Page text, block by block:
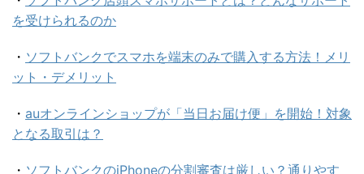
を受けられるのか
・ ソフトバンクでスマホを端末のみで購入する方法！メリ
ット・デメリット
・ auオンラインショップが「当日お届け便」を開始！対象
となる取引は？
・ ソフトバンクのiPhoneの分割審査は厳しい？通りやす